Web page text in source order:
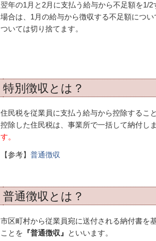
翌年の1月と2月に支払う給与から不足額を
場合は、1月の給与から徴収する不足額につ
ついては切り捨てます。
特別徴収とは？
住民税を従業員に支払う給与から控除するこ
控除した住民税は、事業所で一括して納付し
す。
【参考】 普通徴収
普通徴収とは？
市区町村から従業員宛に送付される納付書を
ことを 『普通徴収』 といいます。